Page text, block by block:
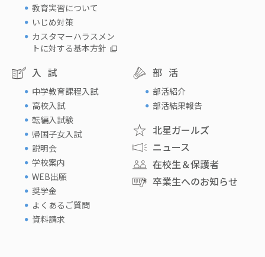
教育実習について
いじめ対策
カスタマーハラスメン
トに対する基本方針
入試
中学教育課程入試
高校入試
転編入試験
帰国子女入試
説明会
学校案内
WEB出願
奨学金
よくあるご質問
資料請求
部活
部活紹介
部活結果報告
北星ガールズ
ニュース
在校生＆保護者
卒業生へのお知らせ